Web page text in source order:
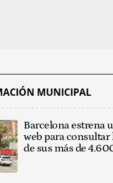
MUNICIPAL
Barcelona estrena
web para
de sus más de